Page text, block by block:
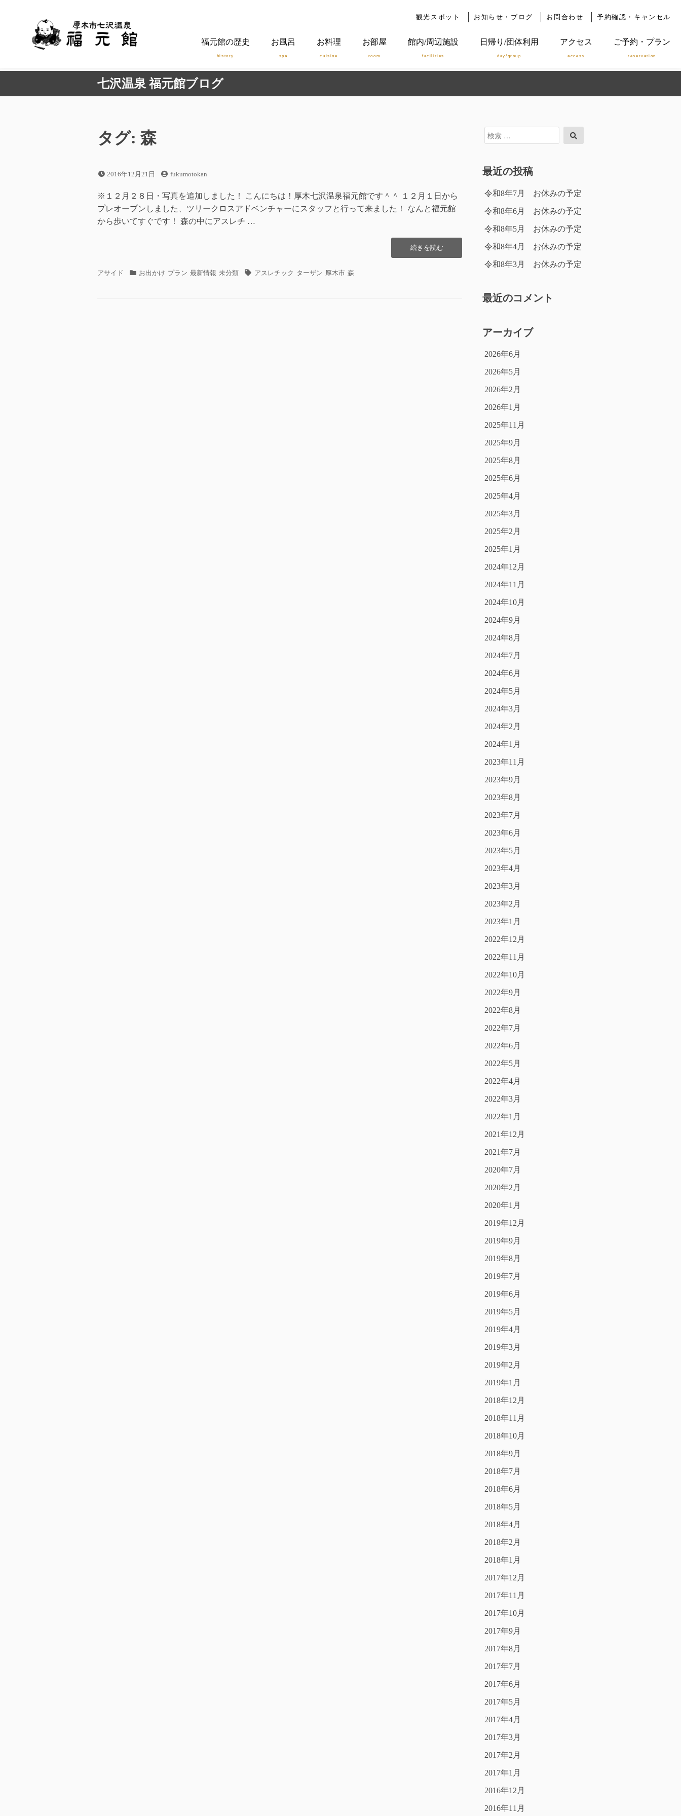
観光スポット お知らせ・ブログ お問合わせ 予約確認・キャンセル
福元館の歴史
history
お風呂
spa
お料理
cuisine
お部屋
room
館内/周辺施設
facilities
日帰り/団体利用
day/group
アクセス
access
ご予約・プラン
reservation
へ
キ
七沢温泉 福元館ブログ
タグ: 森
投
日
2016年12月21日
投
者
fukumotokan
※１２月２８日・写真を追加しました！ こんにちは！厚木七沢温泉福元館です＾＾ １２月１日から
プレオープンしました、ツリークロスアドベンチャーにスタッフと行って来ました！ なんと福元館
から歩いてすぐです！ 森の中にアスレチ …
“ツ
リ
続きを読む
フ
アサイド
カ お出かけ プラン 最新情報 未分類
タ
アスレチック ターザン 厚木市 森
検
索
索
最近の投稿
令和8年7月 お休みの予定
令和8年6月 お休みの予定
令和8年5月 お休みの予定
令和8年4月 お休みの予定
令和8年3月 お休みの予定
最近のコメント
アーカイブ
2026年6月
2026年5月
2026年2月
2026年1月
2025年11月
2025年9月
2025年8月
2025年6月
2025年4月
2025年3月
2025年2月
2025年1月
2024年12月
2024年11月
2024年10月
2024年9月
2024年8月
2024年7月
2024年6月
2024年5月
2024年3月
2024年2月
2024年1月
2023年11月
2023年9月
2023年8月
2023年7月
2023年6月
2023年5月
2023年4月
2023年3月
2023年2月
2023年1月
2022年12月
2022年11月
2022年10月
2022年9月
2022年8月
2022年7月
2022年6月
2022年5月
2022年4月
2022年3月
2022年1月
2021年12月
2021年7月
2020年7月
2020年2月
2020年1月
2019年12月
2019年9月
2019年8月
2019年7月
2019年6月
2019年5月
2019年4月
2019年3月
2019年2月
2019年1月
2018年12月
2018年11月
2018年10月
2018年9月
2018年7月
2018年6月
2018年5月
2018年4月
2018年2月
2018年1月
2017年12月
2017年11月
2017年10月
2017年9月
2017年8月
2017年7月
2017年6月
2017年5月
2017年4月
2017年3月
2017年2月
2017年1月
2016年12月
2016年11月